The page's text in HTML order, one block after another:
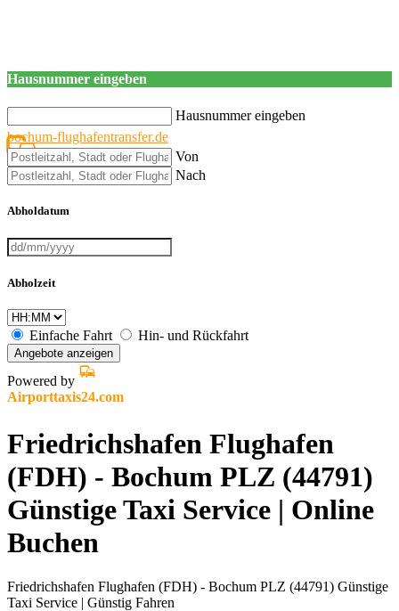
Hausnummer eingeben
Hausnummer eingeben
bochum-flughafentransfer.de
Von
Nach
Abholdatum
Abholzeit
Einfache Fahrt Hin- und Rückfahrt
Angebote anzeigen
Powered by
Airporttaxis24.com
Friedrichshafen Flughafen
(FDH) - Bochum PLZ (44791)
Günstige Taxi Service | Online
Buchen
Friedrichshafen Flughafen (FDH) - Bochum PLZ (44791) Günstige
Taxi Service | Günstig Fahren